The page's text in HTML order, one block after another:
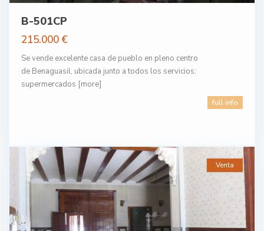
B-501CP
215.000 €
Se vende excelente casa de pueblo en pleno centro
de Benaguasil, ubicada junto a todos los servicios:
supermercados [more]
full info
Venta